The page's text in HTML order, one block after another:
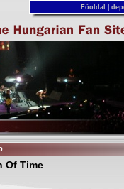
Főoldal
Of Time